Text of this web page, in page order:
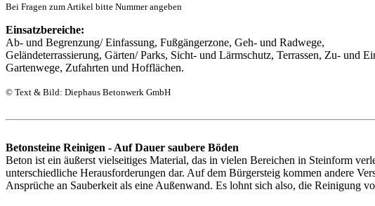
Bei Fragen zum Artikel bitte Nummer angeben
Einsatzbereiche:
Ab- und Begrenzung/ Einfassung, Fußgängerzone, Geh- und Radwege,
Geländeterrassierung, Gärten/ Parks, Sicht- und Lärmschutz, Terrassen, Zu- und
Gartenwege, Zufahrten und Hofflächen.
© Text & Bild: Diephaus Betonwerk GmbH
Betonsteine Reinigen - Auf Dauer saubere Böden
Beton ist ein äußerst vielseitiges Material, das in vielen Bereichen in Steinform
unterschiedliche Herausforderungen dar. Auf dem Bürgersteig kommen andere
Ansprüche an Sauberkeit als eine Außenwand. Es lohnt sich also, die Reinigung